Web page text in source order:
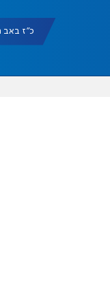
כ"ז באב